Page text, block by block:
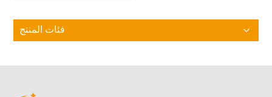
فئات المنتج